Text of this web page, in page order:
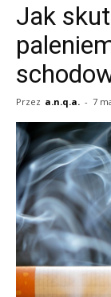
Jak
Przez a.n.q.a. - 7